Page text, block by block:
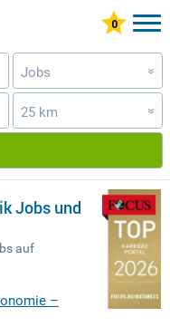
Jobs »
25 km »
Jobs und
auf
–